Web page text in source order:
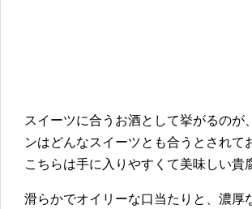
スイーツに合うお酒として挙がるの
ンはどんなスイーツとも合うとされ
こちらは手に入りやすくて美味しい貴
滑らかでオイリーな口当たりと、濃